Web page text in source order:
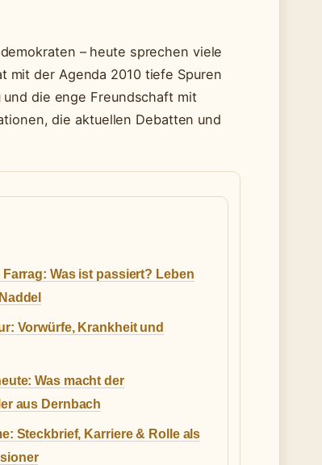
– heute sprechen viele
mit der Agenda 2010 tiefe Spuren
die enge Freundschaft mit
die aktuellen Debatten und
Farrag: Was ist passiert? Leben
Vorwürfe, Krankheit und
Was macht der
aus Dernbach
Steckbrief, Karriere & Rolle als